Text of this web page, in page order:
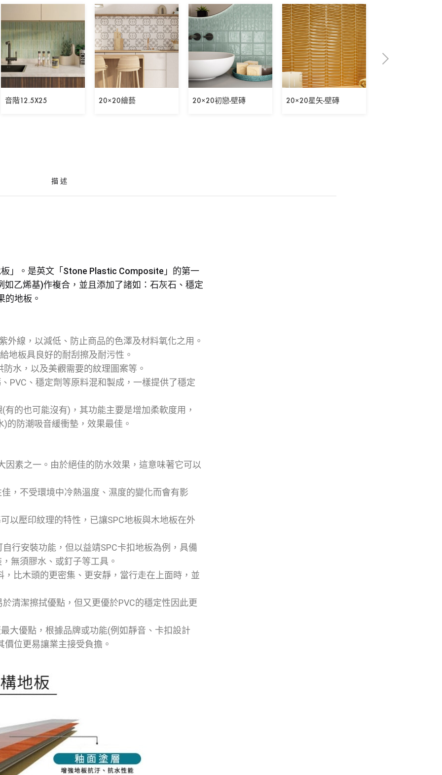
音階12.5X25 20×20繪藝 20×20初戀-壁磚 20×20星矢-壁磚
描述
」。是英文「Stone Plastic Composite」的第一
乙烯基)作複合，並且添加了諸如：石灰石、穩定
的地板。
外線，以減低、防止商品的色澤及材料氧化之用。
地板具良好的耐刮擦及耐污性。
水，以及美觀需要的紋理圖案等。
PVC、穩定劑等原料混和製成，一樣提供了穩定
的也可能沒有)，其功能主要是增加柔軟度用，
的防潮吸音緩衝墊，效果最佳。
因素之一。由於絕佳的防水效果，這意味著它可以
，不受環境中冷熱溫度、濕度的變化而會有影
以壓印紋理的特性，已讓SPC地板與木地板在外
行安裝功能，但以益靖SPC卡扣地板為例，具備
無須膠水、或釘子等工具。
比木頭的更密集、更安靜，當行走在上面時，並
清潔擦拭優點，但又更優於PVC的穩定性因此更
大優點，根據品牌或功能(例如靜音、卡扣設計
位更易讓業主接受負擔。